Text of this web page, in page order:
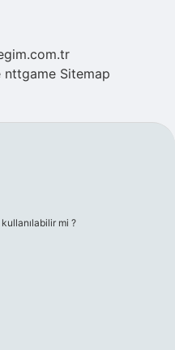
nttgame Sitemap
kullanılabilir mi ?